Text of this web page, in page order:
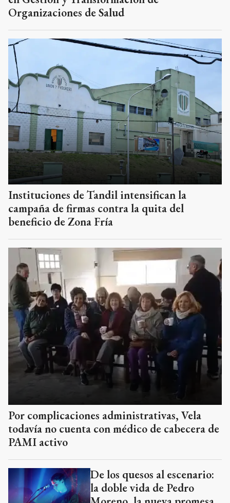
Instituciones de Tandil intensifican la
campaña de firmas contra la quita del
beneficio de Zona Fría
Por complicaciones administrativas, Vela
todavía no cuenta con médico de cabecera de
PAMI activo
la doble vida de Pedro
Moreno, la nueva promesa
de la música tandilense